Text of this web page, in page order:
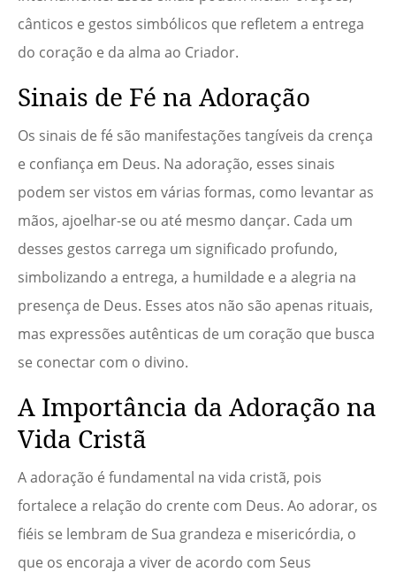
cânticos e gestos simbólicos que refletem a entrega
do coração e da alma ao Criador.
Sinais de Fé na Adoração
Os sinais de fé são manifestações tangíveis da crença
e confiança em Deus. Na adoração, esses sinais
podem ser vistos em várias formas, como levantar as
mãos, ajoelhar-se ou até mesmo dançar. Cada um
desses gestos carrega um significado profundo,
simbolizando a entrega, a humildade e a alegria na
presença de Deus. Esses atos não são apenas rituais,
mas expressões autênticas de um coração que busca
se conectar com o divino.
A Importância da Adoração na
Vida Cristã
A adoração é fundamental na vida cristã, pois
fortalece a relação do crente com Deus. Ao adorar, os
fiéis se lembram de Sua grandeza e misericórdia, o
que os encoraja a viver de acordo com Seus